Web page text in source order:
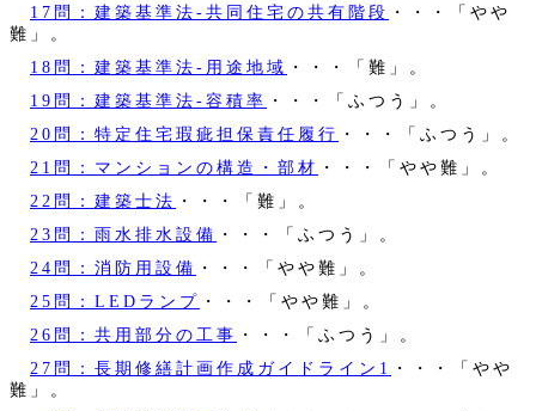
17問：建築基準法‐共同住宅の共有階段 ・・・「やや
難」。
18問：建築基準法‐用途地域 ・・・「難」。
19問：建築基準法‐容積率 ・・・「ふつう」。
20問：特定住宅瑕疵担保責任履行 ・・・「ふつう」。
21問：マンションの構造・部材 ・・・「やや難」。
22問：建築士法 ・・・「難」。
23問：雨水排水設備 ・・・「ふつう」。
24問：消防用設備 ・・・「やや難」。
25問：LEDランプ ・・・「やや難」。
26問：共用部分の工事 ・・・「ふつう」。
27問：長期修繕計画作成ガイドライン1
・・・「やや
難」。